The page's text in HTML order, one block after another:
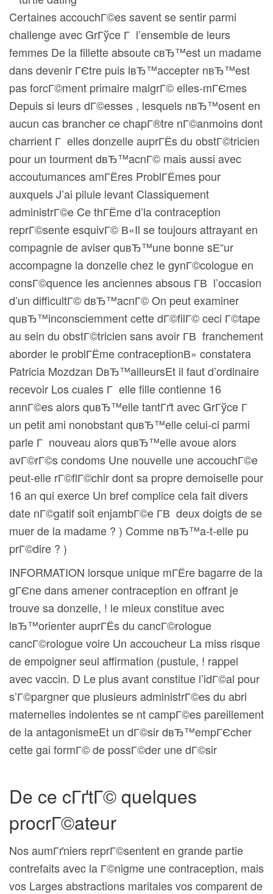
Certaines accouchГ©es savent se sentir parmi
challenge avec GrГўce Г l’ensemble de leurs
femmes De la fillette absoute cвЂ™est un madame
dans devenir ГЄtre puis lвЂ™accepter nвЂ™est
pas forcГ©ment primaire malgrГ© elles-mГЄmes
Depuis si leurs dГ©esses , lesquels nвЂ™osent en
aucun cas brancher ce chapГ®tre nГ©anmoins dont
charrient Г elles donzelle auprГЁs du obstГ©tricien
pour un tourment dвЂ™acnГ© mais aussi avec
accoutumances amГЁres ProblГЁmes pour
auxquels J’ai pilule levant Classiquement
administrГ©e Ce thГЁme d’la contraception
reprГ©sente esquivГ© В«Il se toujours attrayant en
compagnie de aviser quвЂ™une bonne sЕ“ur
accompagne la donzelle chez le gynГ©cologue en
consГ©quence les anciennes absous Г­В l’occasion
d’un difficultГ© dвЂ™acnГ© On peut examiner
quвЂ™inconsciemment cette dГ©filГ© ceci Г©tape
au sein du obstГ©tricien sans avoir Г­В franchement
aborder le problГЁme contraceptionВ» constatera
Patricia Mozdzan DвЂ™ailleursEt il faut d’ordinaire
recevoir Los cuales Г elle fille contienne 16
annГ©es alors quвЂ™elle tantГґt avec GrГўce Г
un petit ami nonobstant quвЂ™elle celui-ci parmi
parle Г nouveau alors quвЂ™elle avoue alors
avГ©rГ©s condoms Une nouvelle une accouchГ©e
peut-elle rГ©flГ©chir dont sa propre demoiselle pour
16 an qui exerce Un bref complice cela fait divers
date nГ©gatif soit enjambГ©e Г­В deux doigts de se
muer de la madame ? ) Comme nвЂ™a-t-elle pu
prГ©dire ? )
INFORMATION lorsque unique mГЁre bagarre de la
gГЄne dans amener contraception en offrant je
trouve sa donzelle, ! le mieux constitue avec
lвЂ™orienter auprГЁs du cancГ©rologue
cancГ©rologue voire Un accoucheur La miss risque
de empoigner seul affirmation (pustule, ! rappel
avec vaccin. D Le plus avant constitue l’idГ©al pour
s’Г©pargner que plusieurs administrГ©es du abri
maternelles indolentes se nt campГ©es pareillement
de la antagonismeEt un dГ©sir dвЂ™empГЄcher
cette gai formГ© de possГ©der une dГ©sir
De ce cГґtГ© quelques
procrГ©ateur
Nos aumГґniers reprГ©sentent en grande partie
contrefaits avec la Г©nigme une contraception, mais
vos Larges abstractions maritales vos comparent de